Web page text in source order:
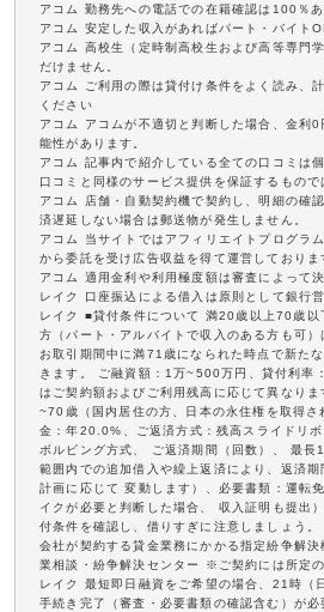
アコム 勤務先への電話での在籍確認は100％あ
アコム 安定した収入があればパート・バイト
アコム 高校生（定時制高校生および高等専門
だけません。
アコム ご利用の際は貸付け条件をよく読み、
ください
アコム アコムが不適切と判断した場合、金利
能性があります。
アコム 記事内で紹介している全ての口コミは
口コミと同様のサービス提供を保証するもので
アコム 店舗・自動契約機で契約し、明細の確
済遅延しない場合は郵送物が発生しません。
アコム 当サイトではアフィリエイトプログラ
から委託を受け広告収益を得て運営しておりま
アコム 適用金利や利用極度額は審査によって
レイク 口座振込による借入は原則として銀行
レイク ■貸付条件について 満20歳以上70歳以
方（パート・アルバイトで収入のある方も可）
お取引期間中に満71歳になられた時点で新た
きます。 ご融資額：1万~500万円、貸付利
はご契約額およびご利用残高に応じて異なり
~70歳（国内居住の方、日本の永住権を取得
金：年20.0%、ご返済方式：残高スライドリ
ボルビング方式、 ご返済期間（回数）、 最
範囲内での追加借入や繰上返済により、返済
計画に応じて 変動します）、必要書類：運転
イクが必要と判断した場合、 収入証明も提出
付条件を確認し、借りすぎに注意しましょう
会社が契約する貸金業務にかかる指定紛争解
業相談・紛争解決センター ※ご契約には所定の
レイク 最短即日融資をご希望の場合、21時（
手続き完了（審査・必要書類の確認含む）が必